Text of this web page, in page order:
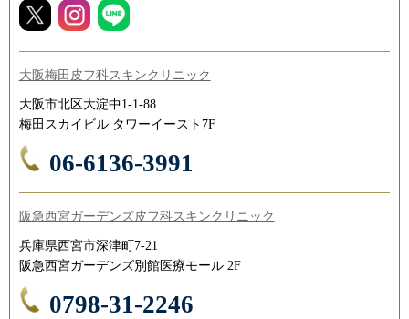
大阪梅田皮フ科スキンクリニック
大阪市北区大淀中1-1-88
梅田スカイビル タワーイースト7F
06-6136-3991
阪急西宮ガーデンズ皮フ科スキンクリニック
兵庫県西宮市深津町7-21
阪急西宮ガーデンズ別館医療モール 2F
0798-31-2246